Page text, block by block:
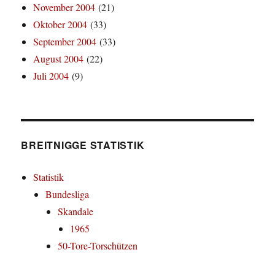
November 2004 (21)
Oktober 2004 (33)
September 2004 (33)
August 2004 (22)
Juli 2004 (9)
BREITNIGGE STATISTIK
Statistik
Bundesliga
Skandale
1965
50-Tore-Torschützen